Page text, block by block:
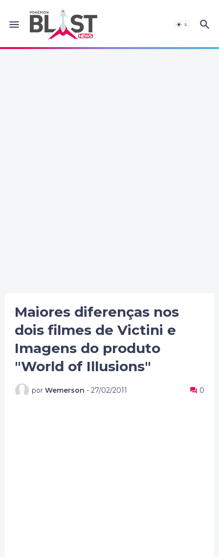
Maiores diferenças nos
dois filmes de Victini e
Imagens do produto
"World of Illusions"
por Wemerson - 27/02/2011 0